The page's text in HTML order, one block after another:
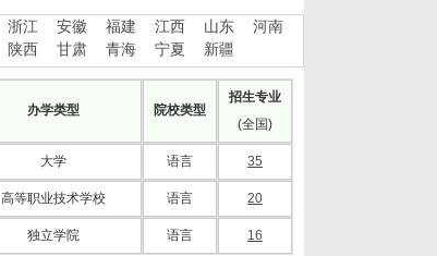
浙江 安徽 福建 江西 山东
河南
陕西 甘肃 青海 宁夏 新疆
办学类型 院校类型
招生专业
(全国)
大学 语言 35
高等职业技术学校 语言 20
独立学院 语言 16